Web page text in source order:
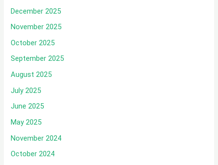
December 2025
November 2025
October 2025
September 2025
August 2025
July 2025
June 2025
May 2025
November 2024
October 2024